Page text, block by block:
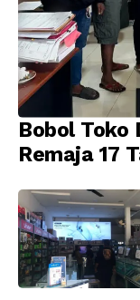
Bobol Toko
Remaja 17
Jatanras